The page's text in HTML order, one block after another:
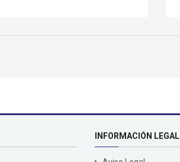
INFORMACIÓN LEGAL